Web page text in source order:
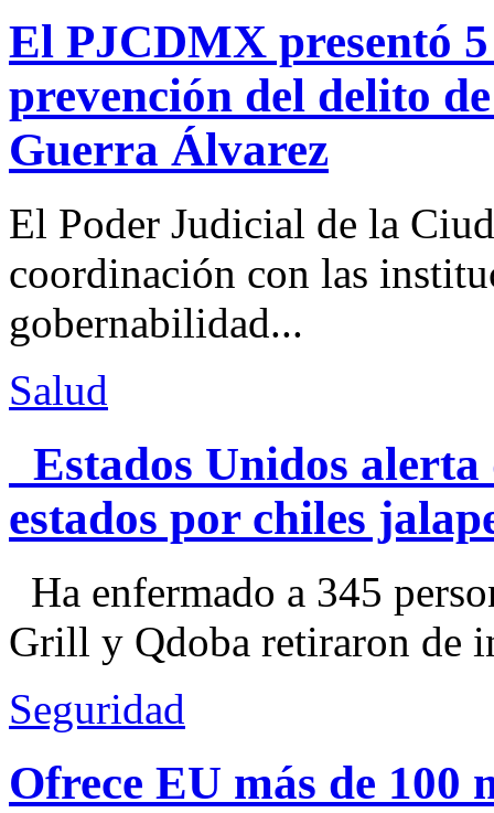
El PJCDMX presentó
prevención del delito
Guerra Álvarez
El Poder Judicial de la
coordinación con las
gobernabilidad...
Salud
Estados Unidos alerta
estados por chiles
Ha enfermado a 345
Grill y Qdoba retiraron de
Seguridad
Ofrece EU más de 100